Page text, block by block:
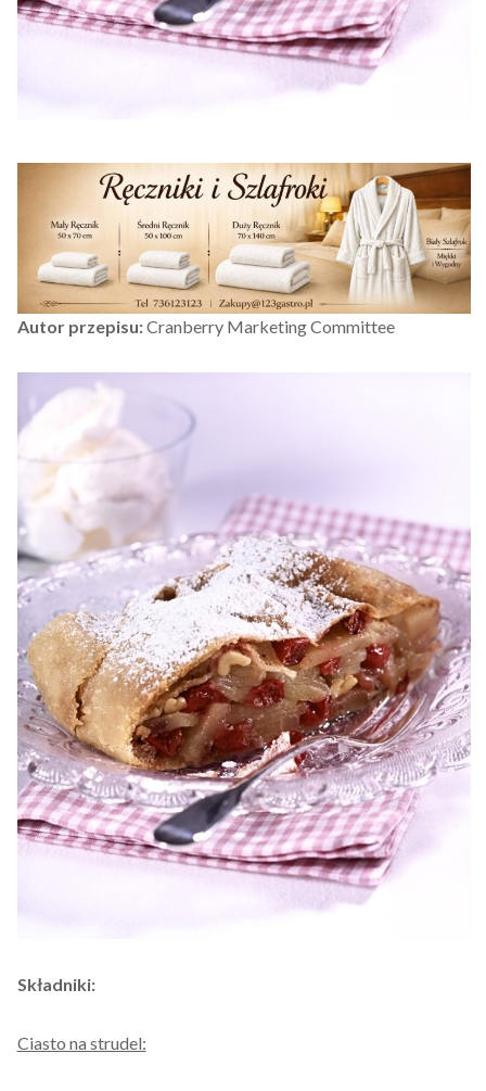
Autor przepisu:Cranberry Marketing Committee
Składniki:
Ciasto na strudel: